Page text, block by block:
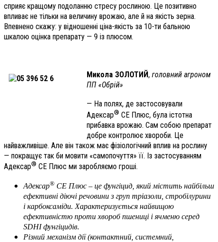
сприяє кращому подоланню стресу рослиною. Це позитивно
впливає не тільки на величину врожаю, але й на якість зерна.
Впевнено скажу: у відношенні ціна-якість за 10-ти бальною
шкалою оцінка препарату — 9 із плюсом.
Микола ЗОЛОТИЙ, головний агроном
ПП «Обрій»
— На полях, де застосовували
Адексар® СЕ Плюс, була істотна
прибавка врожаю. Сам собою препарат
добре контролює хвороби. Це
найважливіше. Але він також має фізіологічний вплив на рослину
— покращує так би мовити «самопочуття» її. Із застосуванням
Адексар® СЕ Плюс ми заробляємо гроші.
Адексар® СЕ Плюс – це фунгіцид, який містить найбільш
ефективні діючі речовини з груп тріазоли, стробілурини
і карбоксаміди. Характеризується найвищою
ефективністю проти хвороб пшениці і ячменю серед
SDHI фунгіцидів.
Різний механізм дії (контактний, системний,